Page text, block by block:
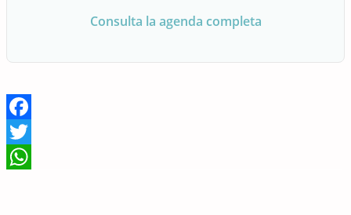
Consulta la agenda completa
Facebook
Twitter